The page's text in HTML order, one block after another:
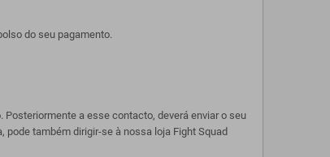
do seu pagamento.
a esse contacto, deverá enviar o seu
também dirigir-se à nossa loja Fight Squad